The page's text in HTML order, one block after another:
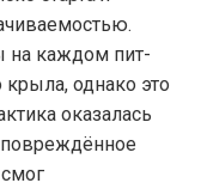
на каждом пит-
однако это
оказалась